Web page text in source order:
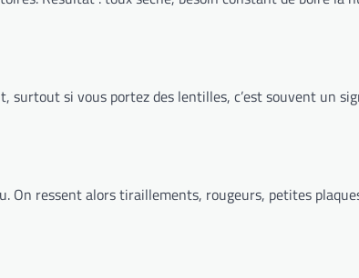
surtout si vous portez des lentilles, c’est souvent un
On ressent alors tiraillements, rougeurs, petites